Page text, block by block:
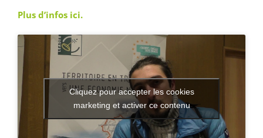
Plus d’infos ici.
Cliquez pour accepter les cookies
marketing et activer ce contenu